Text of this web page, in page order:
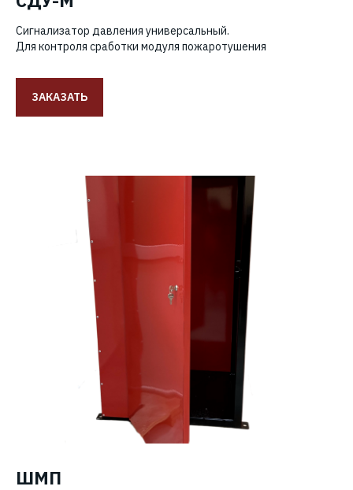
Сигнализатор давления универсальный.
Для контроля сработки модуля пожаротушения
ЗАКАЗАТЬ
ШМП